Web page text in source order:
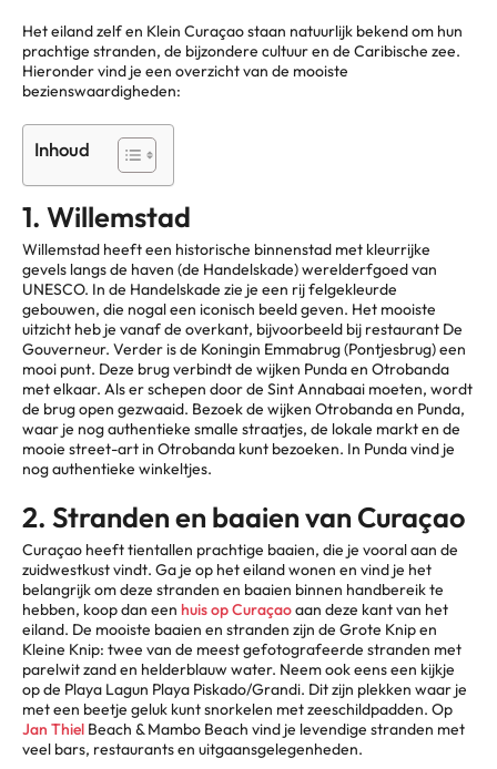
Het eiland zelf en Klein Curaçao staan natuurlijk bekend om hun
prachtige stranden, de bijzondere cultuur en de Caribische zee.
Hieronder vind je een overzicht van de mooiste
bezienswaardigheden:
Inhoud
1. Willemstad
Willemstad heeft een historische binnenstad met kleurrijke
gevels langs de haven (de Handelskade) werelderfgoed van
UNESCO. In de Handelskade zie je een rij felgekleurde
gebouwen, die nogal een iconisch beeld geven. Het mooiste
uitzicht heb je vanaf de overkant, bijvoorbeeld bij restaurant De
Gouverneur. Verder is de Koningin Emmabrug (Pontjesbrug) een
mooi punt. Deze brug verbindt de wijken Punda en Otrobanda
met elkaar. Als er schepen door de Sint Annabaai moeten, wordt
de brug open gezwaaid. Bezoek de wijken Otrobanda en Punda,
waar je nog authentieke smalle straatjes, de lokale markt en de
mooie street-art in Otrobanda kunt bezoeken. In Punda vind je
nog authentieke winkeltjes.
2. Stranden en baaien van Curaçao
Curaçao heeft tientallen prachtige baaien, die je vooral aan de
zuidwestkust vindt. Ga je op het eiland wonen en vind je het
belangrijk om deze stranden en baaien binnen handbereik te
hebben, koop dan een huis op Curaçaoaan deze kant van het
eiland. De mooiste baaien en stranden zijn de Grote Knip en
Kleine Knip: twee van de meest gefotografeerde stranden met
parelwit zand en helderblauw water. Neem ook eens een kijkje
op de Playa Lagun Playa Piskado/Grandi. Dit zijn plekken waar je
met een beetje geluk kunt snorkelen met zeeschildpadden. Op
Jan Thiel Beach & Mambo Beach vind je levendige stranden met
veel bars, restaurants en uitgaansgelegenheden.